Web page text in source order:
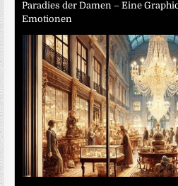
Paradies der Damen – Eine
Emotionen